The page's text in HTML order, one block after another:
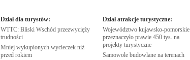
Dział dla turystów:
WTTC: Bliski Wschód przezwycięży
trudności
Mniej wykupionych wycieczek niż
przed rokiem
Dział atrakcje turystyczne:
Województwo kujawsko-pomorskie
przeznaczyło prawie 450 tys. na
projekty turystyczne
Samowole budowlane na terenach